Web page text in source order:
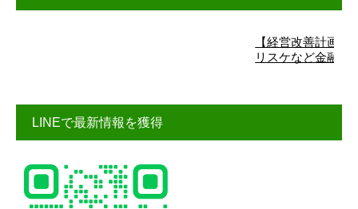
【経営改善計画】詳細は
リスケなど金融機関交渉
LINEで最新情報を獲得